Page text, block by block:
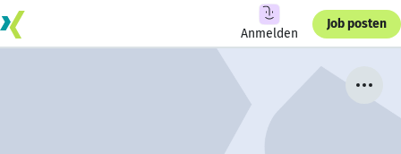
Anmelden
Job posten